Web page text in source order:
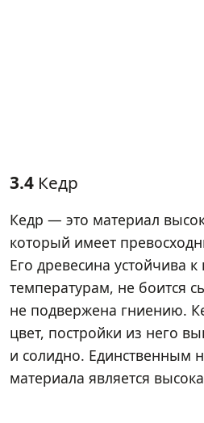
3.4 Кедр
Кедр — это материал
который имеет
Его древесина устойчива
температурам, не боится
не подвержена гниению.
цвет, постройки из него
и солидно. Единственным
материала является